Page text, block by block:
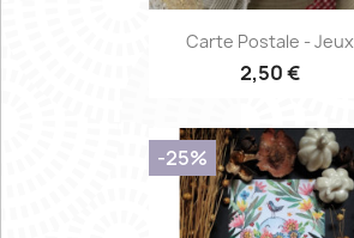
Carte Postale - Jeux
2,50 €
-25%